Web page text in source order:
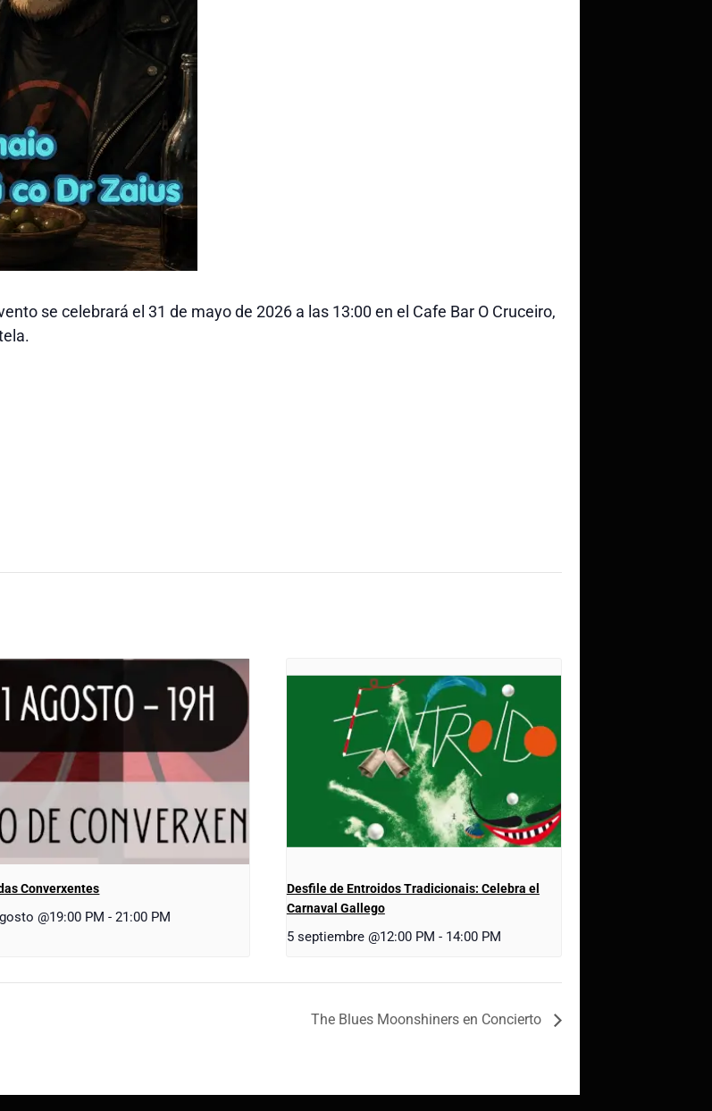
se celebrará el 31 de mayo de 2026 a las 13:00 en el Cafe Bar O Cruceiro,
Converxentes
@19:00 PM - 21:00 PM
Desfile de Entroidos Tradicionais: Celebra el
Carnaval Gallego
5 septiembre @12:00 PM - 14:00 PM
The Blues Moonshiners en Concierto